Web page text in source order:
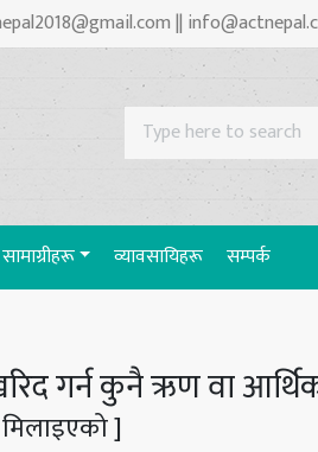
||
व्यावसायिहरू सम्पर्क
गर्न कुनै ऋण वा
]